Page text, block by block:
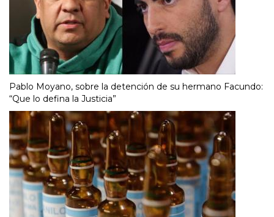
Pablo Moyano, sobre la detención de su hermano Facundo:
“Que lo defina la Justicia”